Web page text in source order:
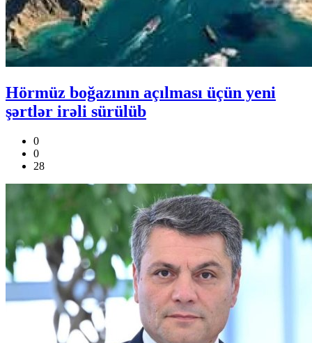
Hörmüz boğazının açılması üçün yeni
şərtlər irəli sürülüb
0
0
28